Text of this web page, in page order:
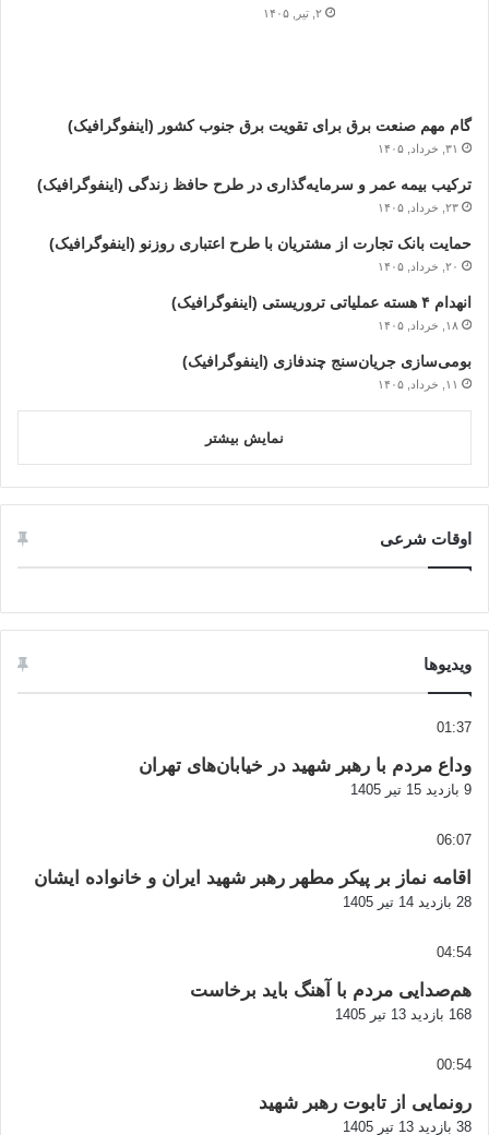
۲, تیر, ۱۴۰۵
گام مهم صنعت برق برای تقویت برق جنوب کشور (اینفوگرافیک)
۳۱, خرداد, ۱۴۰۵
ترکیب بیمه عمر و سرمایه‌گذاری در طرح حافظ زندگی (اینفوگرافیک)
۲۳, خرداد, ۱۴۰۵
حمایت بانک تجارت از مشتریان با طرح اعتباری روزنو (اینفوگرافیک)
۲۰, خرداد, ۱۴۰۵
انهدام ۴ هسته عملیاتی تروریستی (اینفوگرافیک)
۱۸, خرداد, ۱۴۰۵
بومی‌سازی جریان‌سنج چندفازی (اینفوگرافیک)
۱۱, خرداد, ۱۴۰۵
نمایش بیشتر
اوقات شرعی
ویدیوها
01:37
وداع مردم با رهبر شهید در خیابان‌های تهران
9 بازدید 15 تیر 1405
06:07
اقامه نماز بر پیکر مطهر رهبر شهید ایران و خانواده ایشان
28 بازدید 14 تیر 1405
04:54
هم‌صدایی مردم با آهنگ باید برخاست
168 بازدید 13 تیر 1405
00:54
رونمایی از تابوت رهبر شهید
38 بازدید 13 تیر 1405